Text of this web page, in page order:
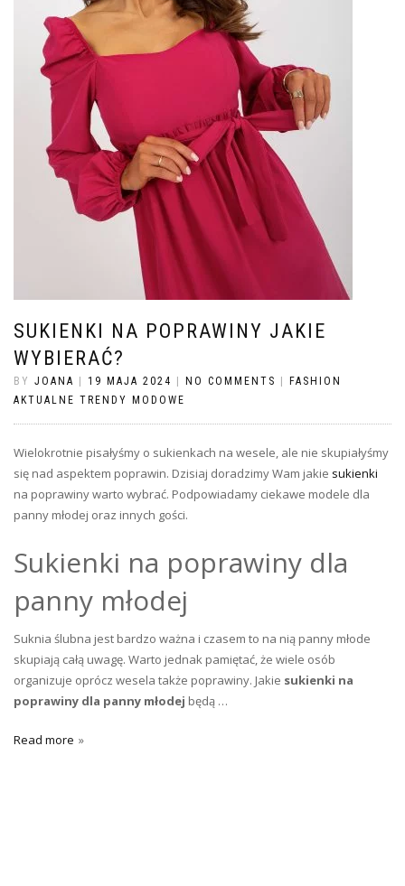
SUKIENKI NA POPRAWINY JAKIE
WYBIERAĆ?
BY JOANA 19 MAJA 2024 NO COMMENTS
FASHION
AKTUALNE TRENDY MODOWE
Wielokrotnie pisałyśmy o sukienkach na wesele, ale nie skupiałyśmy
się nad aspektem poprawin. Dzisiaj doradzimy Wam jakie sukienki
na poprawiny warto wybrać. Podpowiadamy ciekawe modele dla
panny młodej oraz innych gości.
Sukienki na poprawiny dla
panny młodej
Suknia ślubna jest bardzo ważna i czasem to na nią panny młode
skupiają całą uwagę. Warto jednak pamiętać, że wiele osób
organizuje oprócz wesela także poprawiny. Jakie sukienki na
poprawiny dla panny młodej będą …
Read more